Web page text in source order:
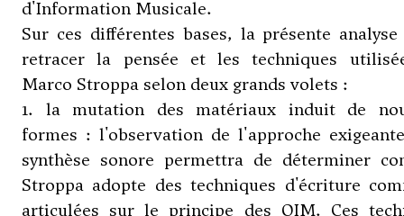
d'Information Musicale.
Sur ces différentes bases, la présente
retracer la pensée et les techniques
Marco Stroppa selon deux grands volets :
1. la mutation des matériaux induit de
formes : l'observation de l'approche
synthèse sonore permettra de déterminer
Stroppa adopte des techniques d'écriture
articulées sur le principe des OIM. Ces